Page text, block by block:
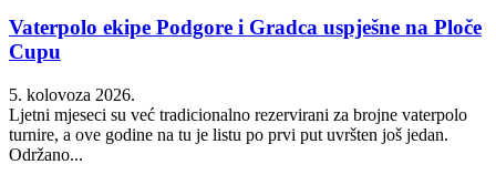
Vaterpolo ekipe Podgore i Gradca uspješne na Ploče
Cupu
5. kolovoza 2026.
Ljetni mjeseci su već tradicionalno rezervirani za brojne vaterpolo
turnire, a ove godine na tu je listu po prvi put uvršten još jedan.
Održano...